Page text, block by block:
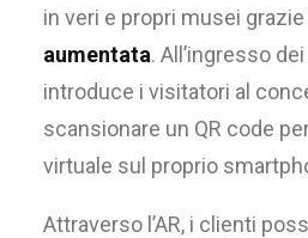
in veri e propri musei grazie
aumentata. All’ingresso
introduce i visitatori al
scansionare un QR code
virtuale sul proprio
Attraverso l’AR, i clienti